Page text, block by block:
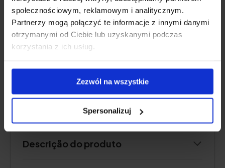
społecznościowym, reklamowym i analitycznym.
Partnerzy mogą połączyć te informacje z innymi danymi
otrzymanymi od Ciebie lub uzyskanymi podczas
korzystania z ich usług.
Zezwól na wszystkie
Spersonalizuj
Outros ingredientes activos:extrato de
Forma:cápsulas
Dose:1 cápsula por dia
Verificar o preço
Descrição do produto